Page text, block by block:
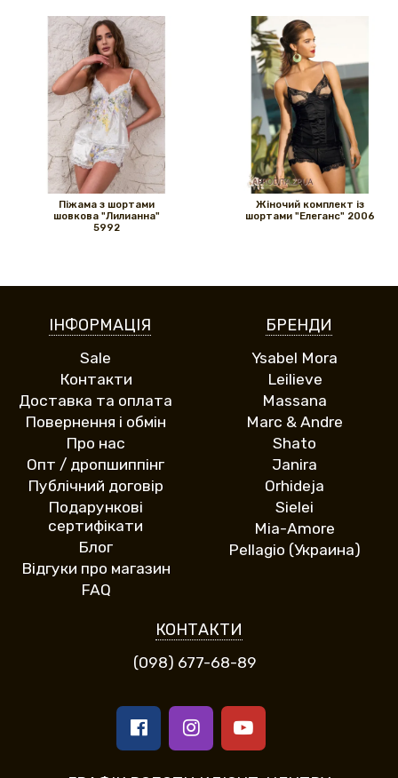
Піжама з шортами
шовкова "Лилианна"
5992
Жіночий комплект із
шортами "Елеганс" 2006
ІНФОРМАЦІЯ
Sale
Контакти
Доставка та оплата
Повернення і обмін
Про нас
Опт / дропшиппінг
Публічний договір
Подарункові
сертифікати
Блог
Відгуки про магазин
FAQ
БРЕНДИ
Ysabel Mora
Leilieve
Massana
Marc & Andre
Shato
Janira
Orhideja
Sielei
Mia-Amore
Pellagio (Украина)
КОНТАКТИ
(098) 677-68-89